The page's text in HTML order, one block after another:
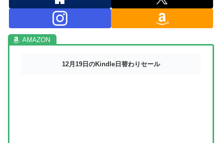
12月19日のKindle日替わりセール